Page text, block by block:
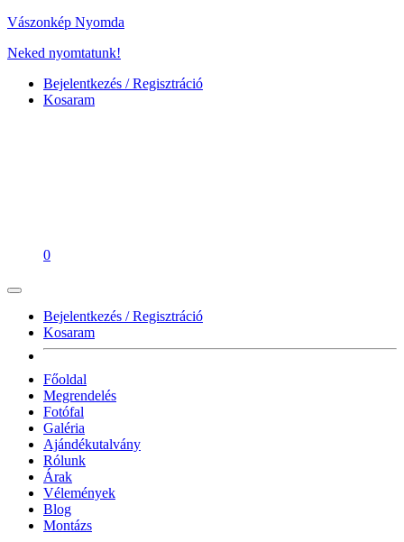
Vászonkép Nyomda
Neked nyomtatunk!
Bejelentkezés / Regisztráció
Kosaram
0
Bejelentkezés / Regisztráció
Kosaram
Főoldal
Megrendelés
Fotófal
Galéria
Ajándékutalvány
Rólunk
Árak
Vélemények
Blog
Montázs